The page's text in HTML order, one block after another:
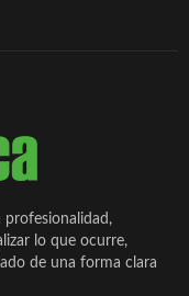
profesionalidad,
lo que ocurre,
de una forma clara